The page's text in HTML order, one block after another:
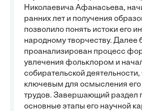
Николаевича Афанасьева,
ранних лет и получения
позволило понять истоки его
народному творчеству. Далее
проанализирован процесс
увлечения фольклором и
собирательской деятельности,
ключевым для осмысления
трудов. Завершающий раздел
основные этапы его научной